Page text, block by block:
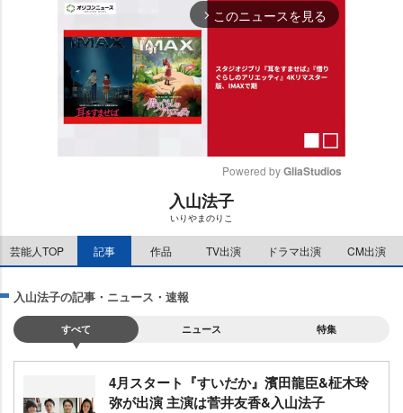
arrow_forward_ios このニュースを見る
e
Powered by GliaStudios
入山法子
いりやまのりこ
芸能人TOP 記事 作品 TV出演 ドラマ出演 CM出演
入山法子の記事・ニュース・速報
すべて ニュース 特集
4月スタート『すいだか』濱田龍臣&柾木玲
弥が出演 主演は菅井友香&入山法子